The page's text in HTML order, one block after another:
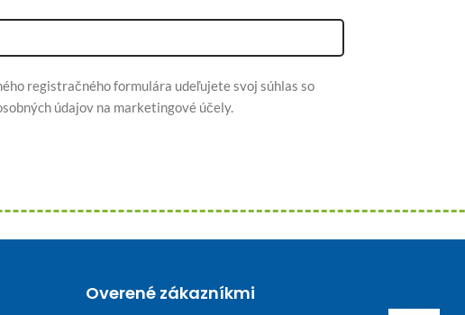
registračného formulára udeľujete svoj súhlas so
údajov na marketingové účely.
Overené zákazníkmi